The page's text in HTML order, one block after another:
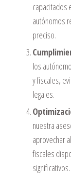
capacitados
autónomos
preciso.
los
y fiscales,
legales.
nuestra
aprovechar
fiscales
significativos.